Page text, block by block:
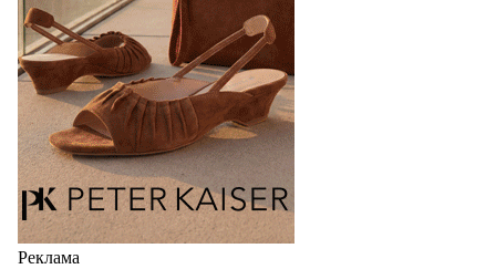
Реклама